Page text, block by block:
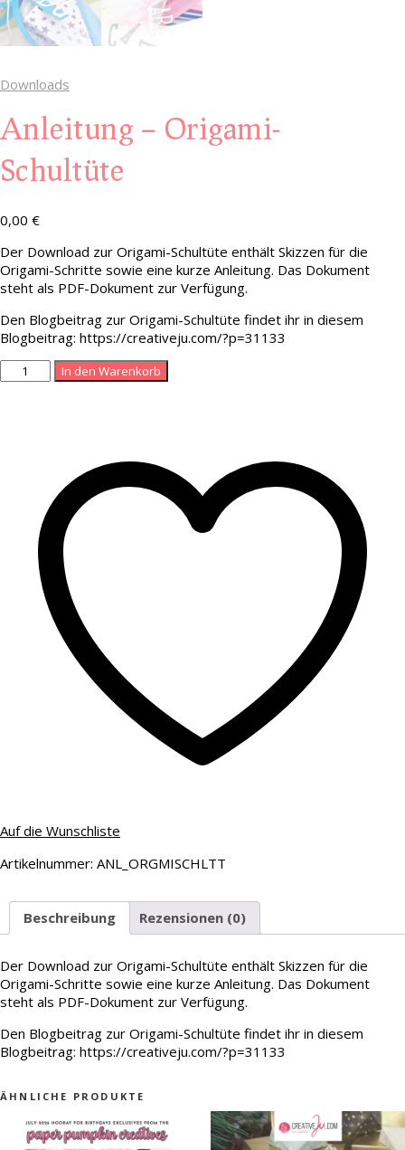
Downloads
Anleitung – Origami-
Schultüte
0,00 €
Der Download zur Origami-Schultüte enthält Skizzen für die
Origami-Schritte sowie eine kurze Anleitung. Das Dokument
steht als PDF-Dokument zur Verfügung.
Den Blogbeitrag zur Origami-Schultüte findet ihr in diesem
Blogbeitrag: https://creativeju.com/?p=31133
Anleitung
-
In den Warenkorb
Auf die Wunschliste
Artikelnummer: ANL_ORGMISCHLTT
Beschreibung Rezensionen (0)
Der Download zur Origami-Schultüte enthält Skizzen für die
Origami-Schritte sowie eine kurze Anleitung. Das Dokument
steht als PDF-Dokument zur Verfügung.
Den Blogbeitrag zur Origami-Schultüte findet ihr in diesem
Blogbeitrag: https://creativeju.com/?p=31133
ÄHNLICHE PRODUKTE